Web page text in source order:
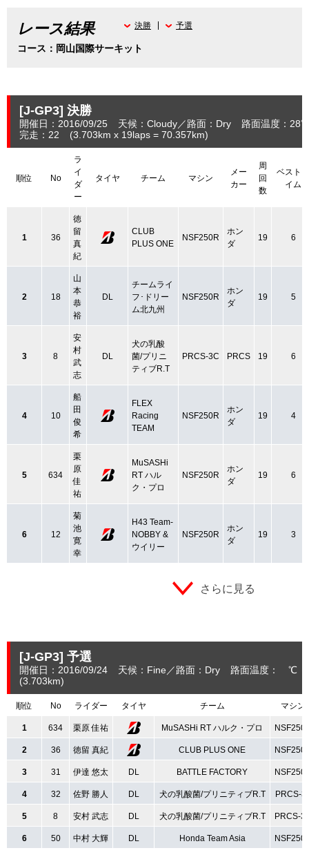
レース結果
コース：岡山国際サーキット
決勝 予選
[J-GP3] 決勝
開催日：2016/09/25 天候：Cloudy 路面：Dry
路面温度：28℃
完走：22
(3.703km x 19laps = 70.357km)
順位 No
ラ
イ
ダ
ー
タイヤ チーム マシン
メー
カー
周
回
数
ベストタ
イム
1 36
徳
留
真
紀
CLUB
PLUS ONE
NSF250R
ホン
ダ
19 6
2 18
山
本
恭
裕
DL
チームライ
フ･ドリー
ム北九州
NSF250R
ホン
ダ
19 5
3 8
安
村
武
志
DL
犬の乳酸
菌/プリニ
ティブR.T
PRCS-3C PRCS 19 6
4 10
船
田
俊
希
FLEX
Racing
TEAM
NSF250R
ホン
ダ
19 4
5 634
栗
原
佳
祐
MuSASHi
RT ハル
ク・プロ
NSF250R
ホン
ダ
19 6
6 12
菊
池
寛
幸
H43 Team-
NOBBY &
ウイリー
NSF250R
ホン
ダ
19 3
さらに見る
[J-GP3] 予選
開催日：2016/09/24 天候：Fine 路面：Dry
路面温度： ℃
(3.703km)
順位 No ライダー タイヤ チーム マシン
1 634 栗原 佳祐 MuSASHi RT ハルク・プロ
2 36 徳留 真紀 CLUB PLUS ONE
3 31 伊達 悠太 DL BATTLE FACTORY
4 32 佐野 勝人 DL 犬の乳酸菌/プリニティブR.T PRCS-
5 8 安村 武志 DL 犬の乳酸菌/プリニティブR.T PRCS-
6 50 中村 大輝 DL Honda Team Asia